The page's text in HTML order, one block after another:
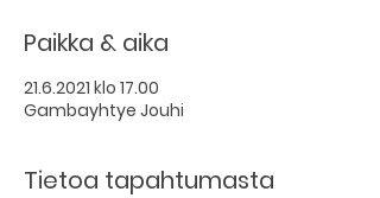
Paikka & aika
21.6.2021 klo 17.00
Gambayhtye Jouhi
Tietoa tapahtumasta